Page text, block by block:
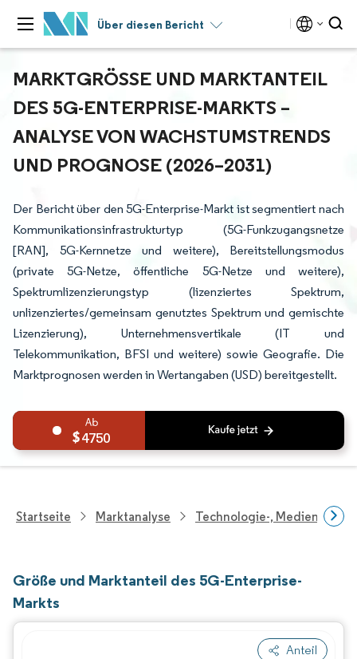
Über diesen Bericht
MARKTGRÖSSE UND MARKTANTEIL D
ES 5G-ENTERPRISE-MARKTS – A
NALYSE VON WACHSTUMSTRENDS U
ND PROGNOSE (2026–2031)
Der Bericht über den 5G-Enterprise-Markt ist segmentiert nach
Kommunikationsinfrastrukturtyp (5G-Funkzugangsnetze
[RAN], 5G-Kernnetze und weitere), Bereitstellungsmodus
(private 5G-Netze, öffentliche 5G-Netze und weitere),
Spektrumlizenzierungstyp (lizenziertes Spektrum,
unlizenziertes/gemeinsam genutztes Spektrum und gemischte
Lizenzierung), Unternehmensvertikale (IT und
Telekommunikation, BFSI und weitere) sowie Geografie. Die
Marktprognosen werden in Wertangaben (USD) bereitgestellt.
4750
Startseite Marktanalyse Technologie-, Medien- Und
Größe und Marktanteil des 5G-Enterprise-
Markts
Anteil